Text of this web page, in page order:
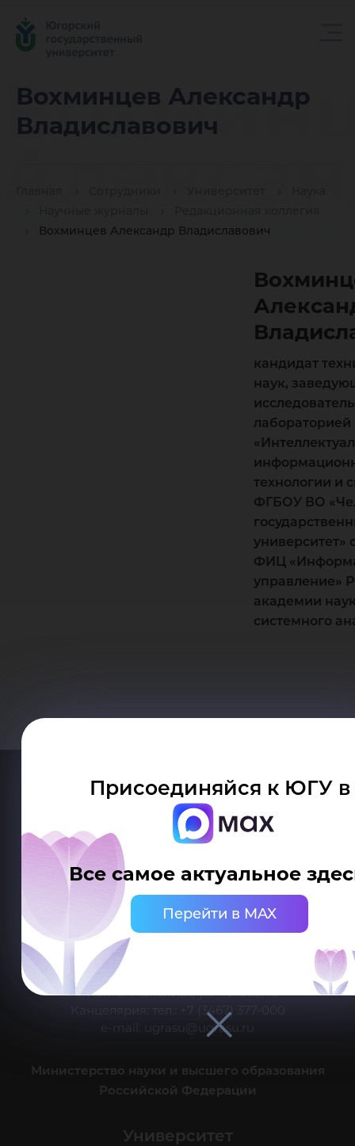
Вохминцев Александр
Владиславович
Вохминцев Александр Владиславович
Присоединяйся к ЮГУ в
Все самое актуальное
Перейти в MAX
кандидат
наук,
лабораторией
технологии и
ФГБОУ ВО
университет»
ФИЦ
управление»
академии
системного
Делитесь новостями об университете с хештегом #ЮГУ
Сведения об образовательной организации
г. Ханты-Мансийск, ул. Чехова, 16
Канцелярия: тел.: +7 (3467) 377-000
ugrasu@ugrasu.ru
Министерство науки и высшего образования
Российской Федерации
Университет